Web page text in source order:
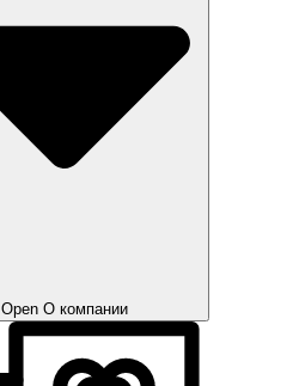
Open О компании